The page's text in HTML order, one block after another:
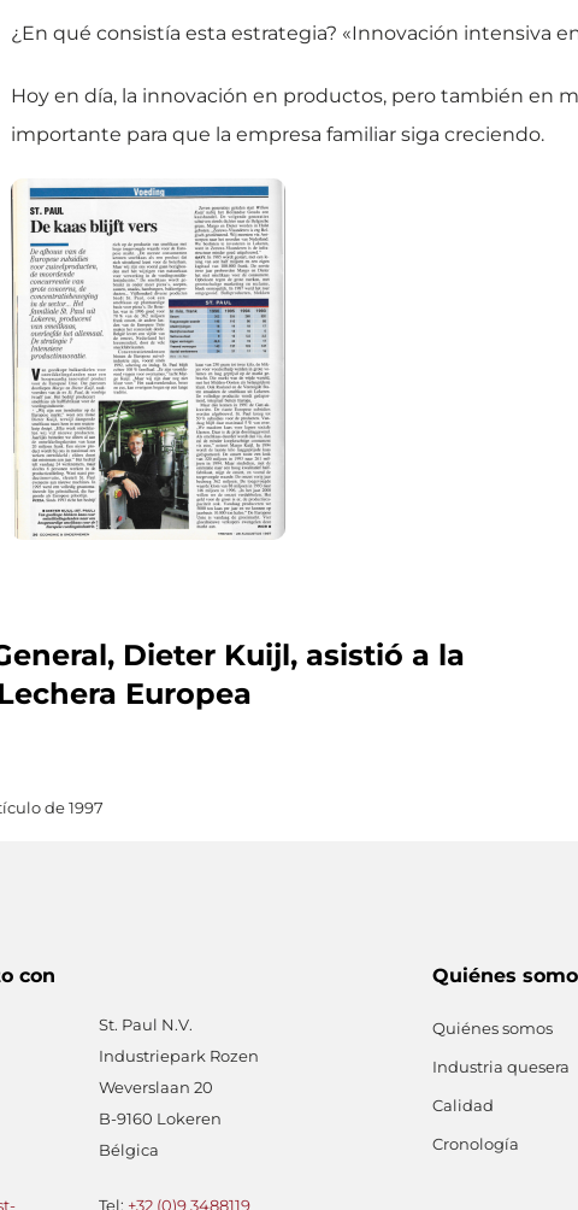
¿En qué consistía esta estrategia? «Innovación intensiva
Hoy en día, la innovación en productos, pero también en
importante para que la empresa familiar siga creciendo.
Dieter Kuijl, asistió a la
Europea
de 1997
con
St. Paul N.V.
Industriepark Rozen
Weverslaan 20
B-9160 Lokeren
Bélgica
Tel: +32 (0)9 3488119
Quiénes
Quiénes somos
Industria quesera
Calidad
Cronología